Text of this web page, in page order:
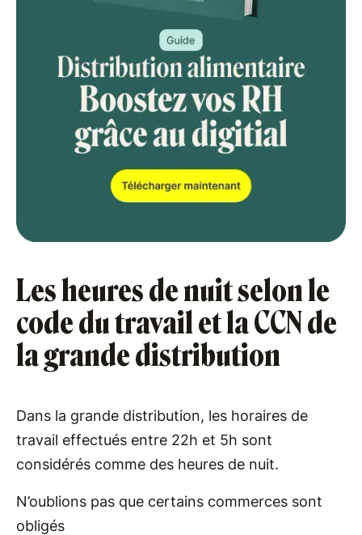
Les heures de nuit selon le
code du travail et la CCN de
la grande distribution
Dans la grande distribution, les horaires de
travail effectués entre 22h et 5h sont
considérés comme des heures de nuit.
N’oublions pas que certains commerces sont
obligés